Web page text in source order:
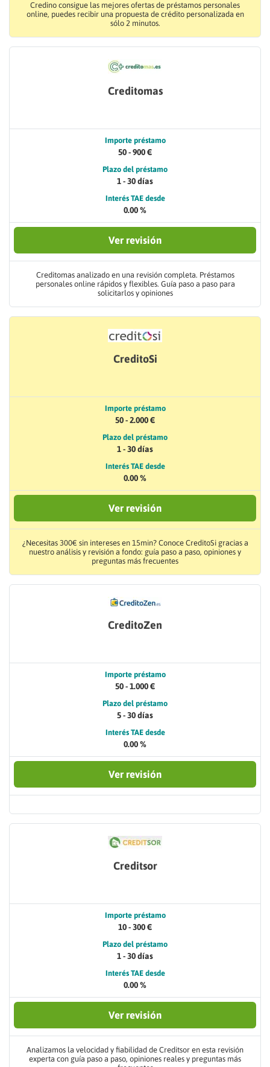
Credino consigue las mejores ofertas de préstamos personales
online, puedes recibir una propuesta de crédito personalizada en
sólo 2 minutos.
Creditomas
Importe préstamo
50 - 900 €
Plazo del préstamo
1 - 30 días
Interés TAE desde
0.00 %
Ver revisión
Creditomas analizado en una revisión completa. Préstamos
personales online rápidos y flexibles. Guía paso a paso para
solicitarlos y opiniones
CreditoSi
Importe préstamo
50 - 2.000 €
Plazo del préstamo
1 - 30 días
Interés TAE desde
0.00 %
Ver revisión
¿Necesitas 300€ sin intereses en 15min? Conoce CreditoSi gracias a
nuestro análisis y revisión a fondo: guía paso a paso, opiniones y
preguntas más frecuentes
CreditoZen
Importe préstamo
50 - 1.000 €
Plazo del préstamo
5 - 30 días
Interés TAE desde
0.00 %
Ver revisión
Creditsor
Importe préstamo
10 - 300 €
Plazo del préstamo
1 - 30 días
Interés TAE desde
0.00 %
Ver revisión
Analizamos la velocidad y fiabilidad de Creditsor en esta revisión
experta con guía paso a paso, opiniones reales y preguntas más